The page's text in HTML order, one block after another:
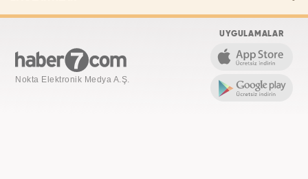
Nokta Elektronik Medya A.Ş.
UYGULAMALAR